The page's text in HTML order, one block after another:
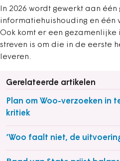
In 2026 wordt gewerkt aan
informatiehuishouding en één
Ook komt er een
streven is om die in de eerste
leveren.
Gerelateerde artikelen
Plan om Woo-verzoeken in
kritiek
‘Woo faalt niet, de